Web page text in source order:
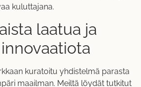
kuluttajana.
laatua ja
kuratoitu yhdistelmä parasta
maailman. Meiltä löydät tutkitut